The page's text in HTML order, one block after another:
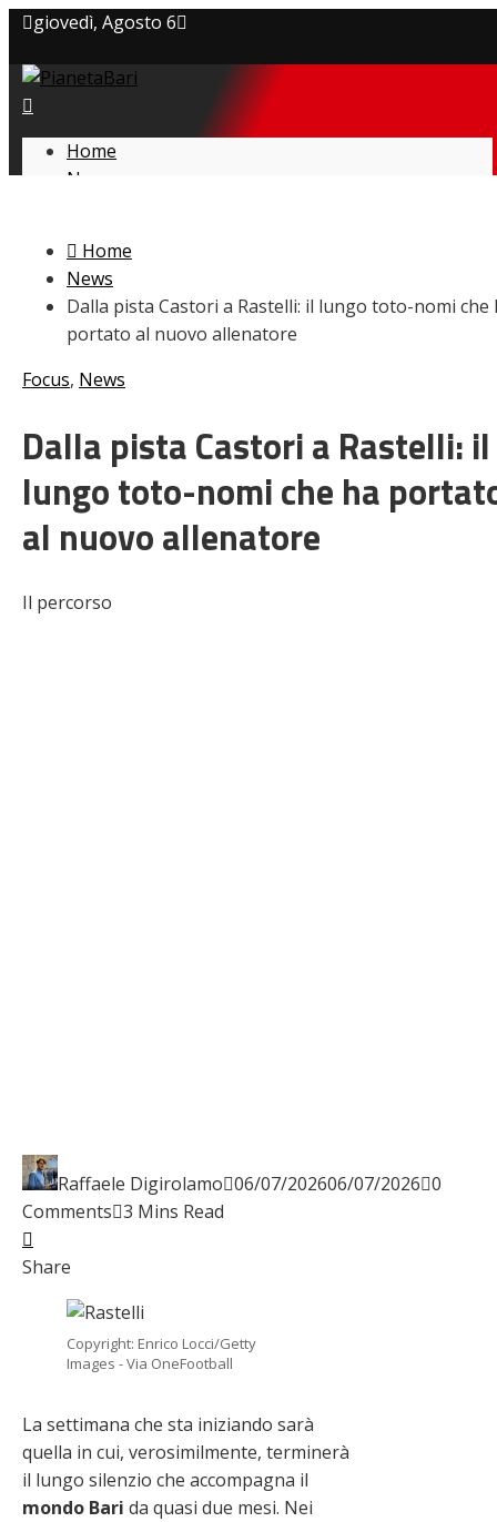
giovedì, Agosto 6
Privacy policy
Cookie Policy
Home
News
L’avversario
Giovanili
Le pagelle
Interviste
Focus
Serie B
Video
Home
News
Dalla pista Castori a Rastelli: il lungo toto-nomi che
portato al nuovo allenatore
Focus, News
Dalla pista Castori a Rastelli: il
lungo toto-nomi che ha
al nuovo allenatore
Il percorso
Raffaele Digirolamo 06/07/202606/07/2026 0
Comments 3 Mins Read
Facebook
Twitter
LinkedIn
Pinterest
Share
Copyright: Enrico Locci/Getty
Images - Via OneFootball
La settimana che sta iniziando sarà
quella in cui, verosimilmente, terminerà
il lungo silenzio che accompagna il
mondo Bari da quasi due mesi. Nei